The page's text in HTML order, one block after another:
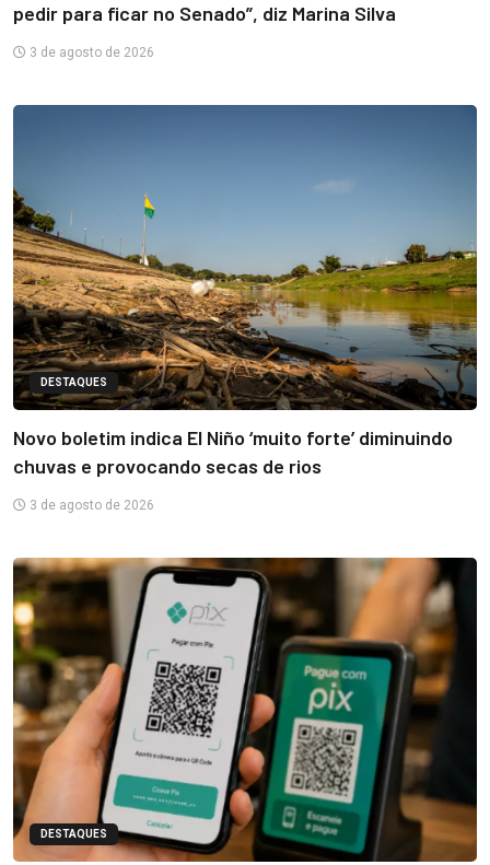
pedir para ficar no Senado”, diz Marina Silva
3 de agosto de 2026
DESTAQUES
Novo boletim indica El Niño ‘muito forte’ diminuindo
chuvas e provocando secas de rios
3 de agosto de 2026
DESTAQUES